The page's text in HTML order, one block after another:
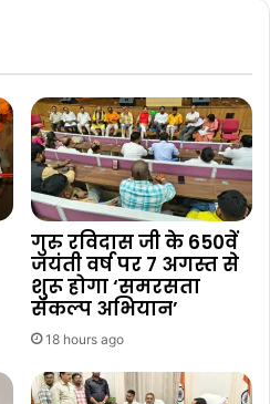
गुरु रविदास जी के 650वें
जयंती वर्ष पर 7 अगस्त से
शुरू होगा ‘समरसता
संकल्प अभियान’
18 hours ago